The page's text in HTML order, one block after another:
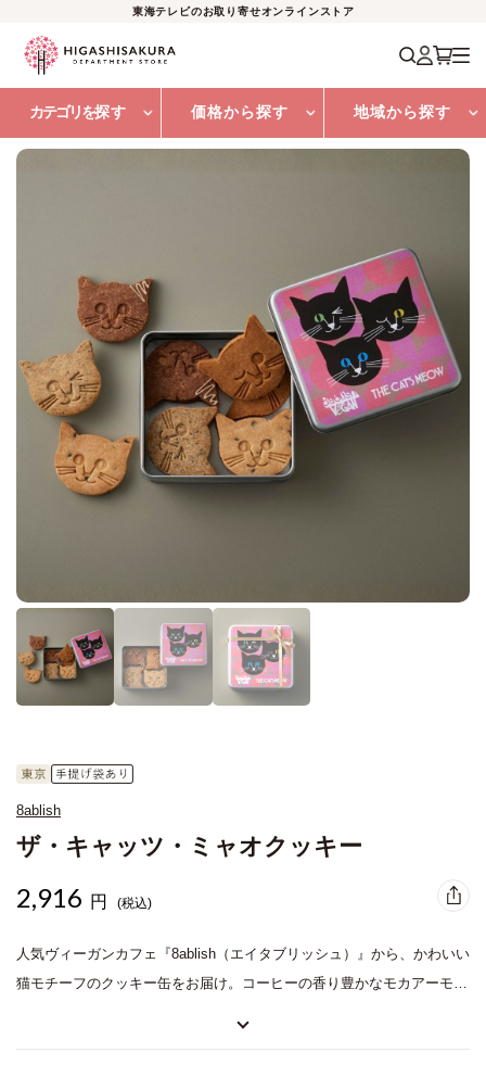
東海テレビのお取り寄せオンラインストア
カテゴリを探す 価格から探す 地域から探す
8ablish
ザ・キャッツ・ミャオクッキー
2,916 円 (税込)
人気ヴィーガンカフェ『8ablish（エイタブリッシュ）』から、かわいい
猫モチーフのクッキー缶をお届け。コーヒーの香り豊かなモカアーモン